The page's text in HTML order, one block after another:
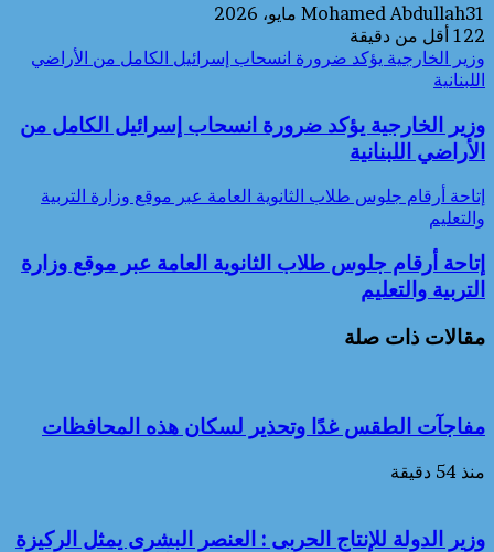
Mohamed Abdullah31 مايو، 2026
122 أقل من دقيقة
وزير الخارجية يؤكد ضرورة انسحاب إسرائيل الكامل من الأراضي
اللبنانية
وزير الخارجية يؤكد ضرورة انسحاب إسرائيل الكامل من
الأراضي اللبنانية
إتاحة أرقام جلوس طلاب الثانوية العامة عبر موقع وزارة التربية
والتعليم
إتاحة أرقام جلوس طلاب الثانوية العامة عبر موقع وزارة
التربية والتعليم
مقالات ذات صلة
مفاجآت الطقس غدًا وتحذير لسكان هذه المحافظات
منذ 54 دقيقة
وزير الدولة للإنتاج الحربى : العنصر البشرى يمثل الركيزة